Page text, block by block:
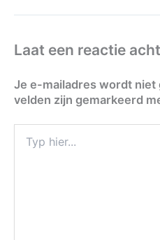
Laat een reactie
Je e-mailadres wordt niet
velden zijn gemarkeerd
hier...